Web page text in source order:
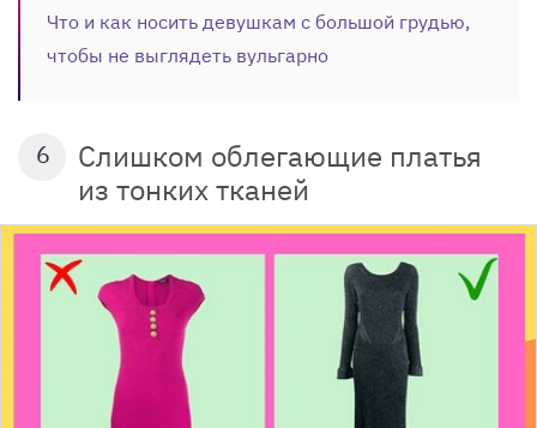
Что и как носить девушкам с большой грудью,
чтобы не выглядеть вульгарно
6
Слишком облегающие платья
из тонких тканей